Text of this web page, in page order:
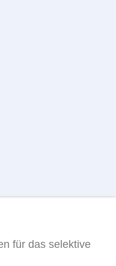
für das selektive